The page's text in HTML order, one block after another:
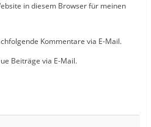
in diesem Browser für meinen
Kommentare via E-Mail.
Beiträge via E-Mail.